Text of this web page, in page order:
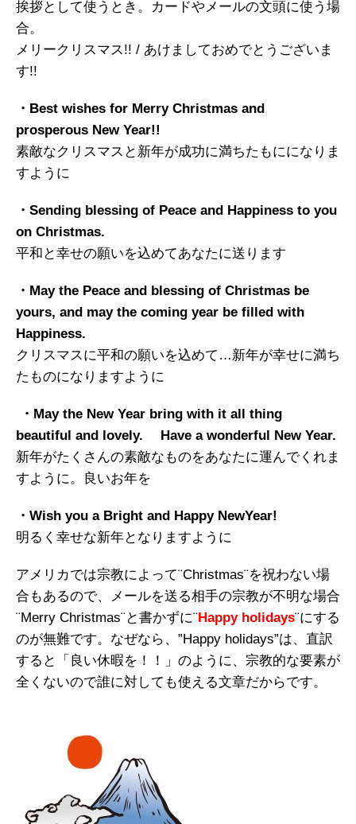
挨拶として使うとき。カードやメールの文頭に使う場
合。
メリークリスマス!! / あけましておめでとうございま
す!!
・Best wishes for Merry Christmas and
prosperous New Year!!
素敵なクリスマスと新年が成功に満ちたもにになりま
すように
・Sending blessing of Peace and Happiness to you
on Christmas.
平和と幸せの願いを込めてあなたに送ります
・May the Peace and blessing of Christmas be
yours, and may the coming year be filled with
Happiness.
クリスマスに平和の願いを込めて…新年が幸せに満ち
たものになりますように
・May the New Year bring with it all thing
beautiful and lovely.
Have a wonderful New Year.
新年がたくさんの素敵なものをあなたに運んでくれま
すように。良いお年を
・Wish you a Bright and Happy NewYear!
明るく幸せな新年となりますように
アメリカでは宗教によって¨Christmas¨を祝わない場
合もあるので、メールを送る相手の宗教が不明な場合
¨Merry Christmas¨と書かずに¨ Happy holidays¨にする
のが無難です。なぜなら、”Happy holidays”は、直訳
すると「良い休暇を！！」のように、宗教的な要素が
全くないので誰に対しても使える文章だからです。